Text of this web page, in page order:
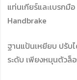
แท่นเกียร์และเบรกมื
Handbrake
ฐานแป้นเหยียบ ปรับ
ระดับ เพียงหมุนตัวล็